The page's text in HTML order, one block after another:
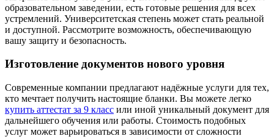
образовательном заведении, есть готовые решения для всех
устремлений. Университетская степень может стать реальной
и доступной. Рассмотрите возможность, обеспечивающую
вашу защиту и безопасность.
Изготовление документов нового уровня
Современные компании предлагают надёжные услуги для тех,
кто мечтает получить настоящие бланки. Вы можете легко
купить аттестат за 9 класс или иной уникальный документ для
дальнейшего обучения или работы. Стоимость подобных
услуг может варьироваться в зависимости от сложности